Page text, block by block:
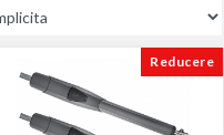
Reducere